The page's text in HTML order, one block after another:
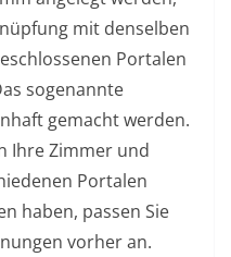
mit denselben
Portalen
sogenannte
gemacht werden.
Ihre Zimmer und
Portalen
haben, passen Sie
vorher an.